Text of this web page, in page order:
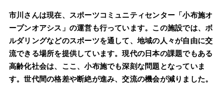
市川さんは現在、スポーツコミュニティセンター「小布施オ
ープンオアシス」の運営も行っています。この施設では、ボ
ルダリングなどのスポーツを通して、地域の人々が自由に交
流できる場所を提供しています。現代の日本の課題でもある
高齢化社会は、ここ、小布施でも深刻な問題となっていま
す。世代間の格差や断絶が進み、交流の機会が減りました。